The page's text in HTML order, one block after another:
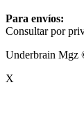
Para envíos:
Consultar por
Underbrain Mgz
X